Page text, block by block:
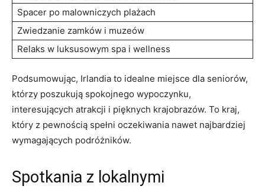
Spacer po malowniczych plażach
Zwiedzanie zamków i muzeów
Relaks w luksusowym spa i wellness
Podsumowując, Irlandia to idealne miejsce dla seniorów,
którzy poszukują‍ spokojnego wypoczynku,
interesujących atrakcji i pięknych krajobrazów. To ‍kraj,
który z⁣ pewnością spełni ‌oczekiwania nawet najbardziej
wymagających podróżników.
Spotkania z⁤ lokalnymi